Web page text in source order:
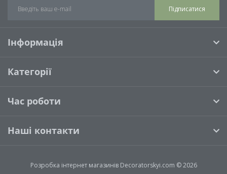
Підписатися
Інформація
Категорії
Час роботи
Наші контакти
Розробка інтернет магазинівDecoratorskyi.com © 2026